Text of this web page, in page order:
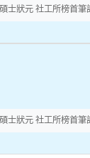
士狀元 社工所榜首
士狀元 社工所榜首